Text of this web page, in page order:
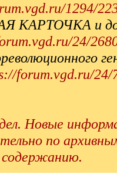
1294/
и
24/
forum.vgd.ru/24/
Новые
по
содержанию.